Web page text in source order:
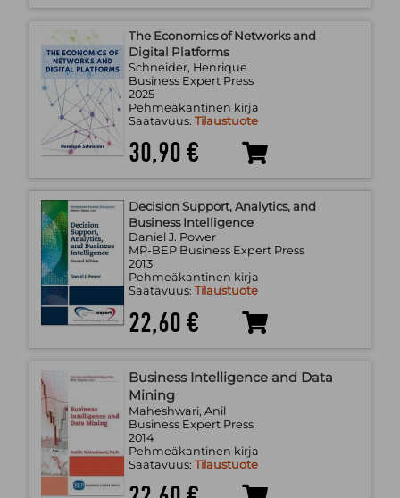
The Economics of Networks and
Digital Platforms
Schneider, Henrique
Business Expert Press
2025
Pehmeäkantinen kirja
Saatavuus: Tilaustuote
30,90 €
Decision Support, Analytics, and
Business Intelligence
Daniel J. Power
MP-BEP Business Expert Press
2013
Pehmeäkantinen kirja
Saatavuus: Tilaustuote
22,60 €
Business Intelligence and Data
Mining
Maheshwari, Anil
Business Expert Press
2014
Pehmeäkantinen kirja
Saatavuus: Tilaustuote